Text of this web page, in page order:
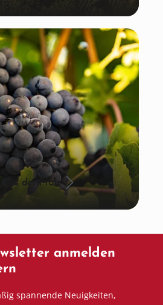
aus der Pfalz
anmelden
spannende Neuigkeiten,